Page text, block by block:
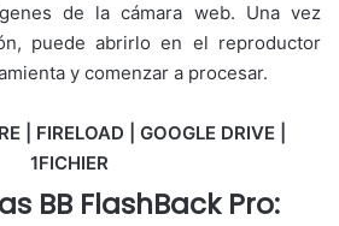
de la cámara web. Una vez
puede abrirlo en el reproductor
y comenzar a procesar.
| FIRELOAD | GOOGLE DRIVE |
1FICHIER
BB FlashBack Pro: